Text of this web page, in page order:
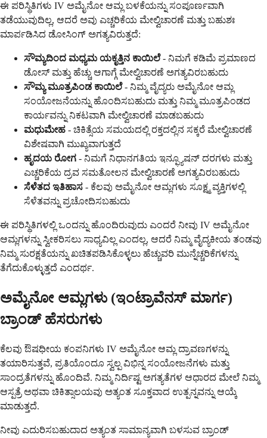
ಈ ಪರಿಸ್ಥಿತಿಗಳು IV ಅಮೈನೋ ಆಮ್ಲ ಬಳಕೆಯನ್ನು ಸಂಪೂರ್ಣವಾಗಿ
ತಡೆಯುವುದಿಲ್ಲ, ಆದರೆ ಅವು ಎಚ್ಚರಿಕೆಯ ಮೇಲ್ವಿಚಾರಣೆ ಮತ್ತು ಬಹುಶಃ
ಮಾರ್ಪಡಿಸಿದ ಡೋಸಿಂಗ್ ಅಗತ್ಯವಿರುತ್ತದೆ:
ಸೌಮ್ಯದಿಂದ ಮಧ್ಯಮ ಯಕೃತ್ತಿನ ಕಾಯಿಲೆ- ನಿಮಗೆ ಕಡಿಮೆ ಪ್ರಮಾಣದ
ಡೋಸ್ ಮತ್ತು ಹೆಚ್ಚು ಆಗಾಗ್ಗೆ ಮೇಲ್ವಿಚಾರಣೆ ಅಗತ್ಯವಿರಬಹುದು
ಸೌಮ್ಯ ಮೂತ್ರಪಿಂಡ ಕಾಯಿಲೆ- ನಿಮ್ಮ ವೈದ್ಯರು ಅಮೈನೋ ಆಮ್ಲ
ಸಂಯೋಜನೆಯನ್ನು ಹೊಂದಿಸಬಹುದು ಮತ್ತು ನಿಮ್ಮ ಮೂತ್ರಪಿಂಡದ
ಕಾರ್ಯವನ್ನು ನಿಕಟವಾಗಿ ಮೇಲ್ವಿಚಾರಣೆ ಮಾಡಬಹುದು
ಮಧುಮೇಹ - ಚಿಕಿತ್ಸೆಯ ಸಮಯದಲ್ಲಿ ರಕ್ತದಲ್ಲಿನ ಸಕ್ಕರೆ ಮೇಲ್ವಿಚಾರಣೆ
ವಿಶೇಷವಾಗಿ ಮುಖ್ಯವಾಗುತ್ತದೆ
ಹೃದಯ ರೋಗ - ನಿಮಗೆ ನಿಧಾನಗತಿಯ ಇನ್ಫ್ಯೂಷನ್ ದರಗಳು ಮತ್ತು
ಎಚ್ಚರಿಕೆಯ ದ್ರವ ಸಮತೋಲನ ಮೇಲ್ವಿಚಾರಣೆ ಅಗತ್ಯವಿರಬಹುದು
ಸೆಳೆತದ ಇತಿಹಾಸ - ಕೆಲವು ಅಮೈನೋ ಆಮ್ಲಗಳು ಸೂಕ್ಷ್ಮ ವ್ಯಕ್ತಿಗಳಲ್ಲಿ
ಸೆಳೆತವನ್ನು ಪ್ರಚೋದಿಸಬಹುದು
ಈ ಪರಿಸ್ಥಿತಿಗಳಲ್ಲಿ ಒಂದನ್ನು ಹೊಂದಿರುವುದು ಎಂದರೆ ನೀವು IV ಅಮೈನೋ
ಆಮ್ಲಗಳನ್ನು ಸ್ವೀಕರಿಸಲು ಸಾಧ್ಯವಿಲ್ಲ ಎಂದಲ್ಲ, ಆದರೆ ನಿಮ್ಮ ವೈದ್ಯಕೀಯ ತಂಡವು
ನಿಮ್ಮ ಸುರಕ್ಷತೆಯನ್ನು ಖಚಿತಪಡಿಸಿಕೊಳ್ಳಲು ಹೆಚ್ಚುವರಿ ಮುನ್ನೆಚ್ಚರಿಕೆಗಳನ್ನು
ತೆಗೆದುಕೊಳ್ಳುತ್ತದೆ ಎಂದರ್ಥ.
ಅಮೈನೋ ಆಮ್ಲಗಳು (ಇಂಟ್ರಾವೆನಸ್ ಮಾರ್ಗ)
ಬ್ರಾಂಡ್ ಹೆಸರುಗಳು
ಕೆಲವು ಔಷಧೀಯ ಕಂಪನಿಗಳು IV ಅಮೈನೋ ಆಮ್ಲ ದ್ರಾವಣಗಳನ್ನು
ತಯಾರಿಸುತ್ತವೆ, ಪ್ರತಿಯೊಂದೂ ಸ್ವಲ್ಪ ವಿಭಿನ್ನ ಸಂಯೋಜನೆಗಳು ಮತ್ತು
ಸಾಂದ್ರತೆಗಳನ್ನು ಹೊಂದಿವೆ. ನಿಮ್ಮ ನಿರ್ದಿಷ್ಟ ಅಗತ್ಯತೆಗಳ ಆಧಾರದ ಮೇಲೆ ನಿಮ್ಮ
ಆಸ್ಪತ್ರೆ ಅಥವಾ ಚಿಕಿತ್ಸಾಲಯವು ಅತ್ಯಂತ ಸೂಕ್ತವಾದ ಉತ್ಪನ್ನವನ್ನು ಆಯ್ಕೆ
ಮಾಡುತ್ತದೆ.
ನೀವು ಎದುರಿಸಬಹುದಾದ ಅತ್ಯಂತ ಸಾಮಾನ್ಯವಾಗಿ ಬಳಸುವ ಬ್ರಾಂಡ್